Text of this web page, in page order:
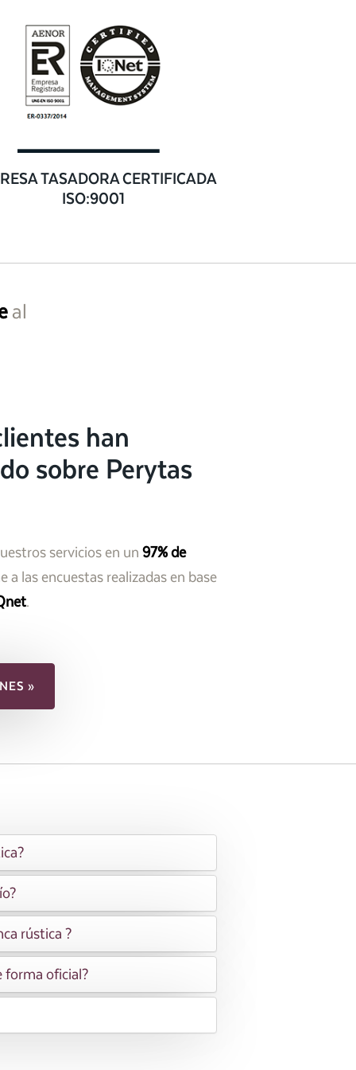
TASADORA CERTIFICADA
ISO:9001
al
han
sobre Perytas
servicios en un 97% de
a las encuestas realizadas en base
.
»
rústica ?
forma oficial?